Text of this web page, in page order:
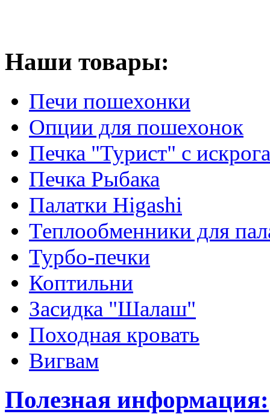
Наши товары:
Печи пошехонки
Опции для пошехонок
Печка "Турист" с
Печка Рыбака
Палатки Higashi
Теплообменники для
Турбо-печки
Коптильни
Засидка "Шалаш"
Походная кровать
Вигвам
Полезная информация: